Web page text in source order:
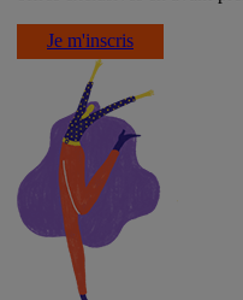
Je m'inscris